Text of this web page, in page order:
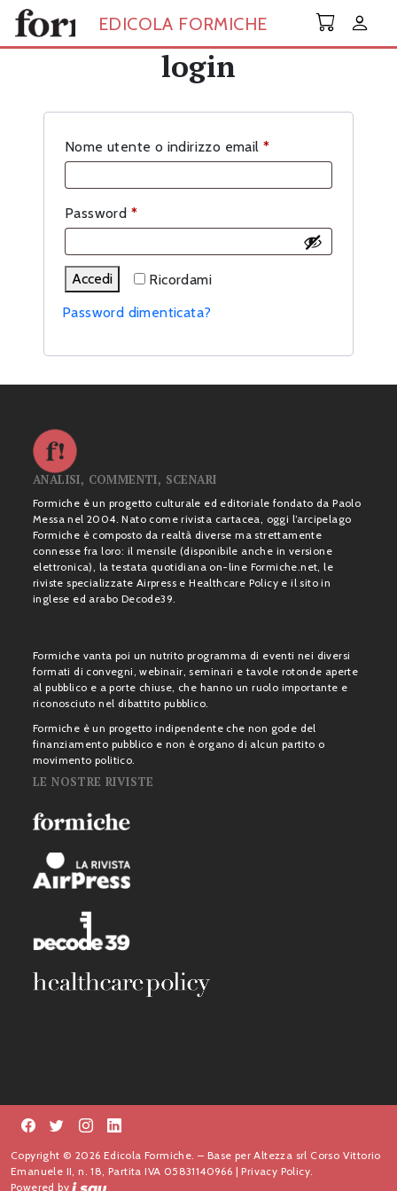
Skip to main content
EDICOLA FORMICHE
login
Nome utente o indirizzo email *Richiesto
Password *Richiesto
Ricordami
Accedi
Password dimenticata?
ANALISI, COMMENTI, SCENARI
Formiche è un progetto culturale ed editoriale fondato da Paolo
Messa nel 2004. Nato come rivista cartacea, oggi l’arcipelago
Formiche è composto da realtà diverse ma strettamente
connesse fra loro: il mensile (disponibile anche in versione
elettronica), la testata quotidiana on-line Formiche.net, le
riviste specializzate Airpress e Healthcare Policy e il sito in
inglese ed arabo Decode39.
Formiche vanta poi un nutrito programma di eventi nei diversi
formati di convegni, webinair, seminari e tavole rotonde aperte
al pubblico e a porte chiuse, che hanno un ruolo importante e
riconosciuto nel dibattito pubblico.
Formiche è un progetto indipendente che non gode del
finanziamento pubblico e non è organo di alcun partito o
movimento politico.
LE NOSTRE RIVISTE
Copyright © 2026 Edicola Formiche. – Base per Altezza srl Corso Vittorio
Emanuele II, n. 18, Partita IVA 05831140966 |Privacy Policy.
Powered by